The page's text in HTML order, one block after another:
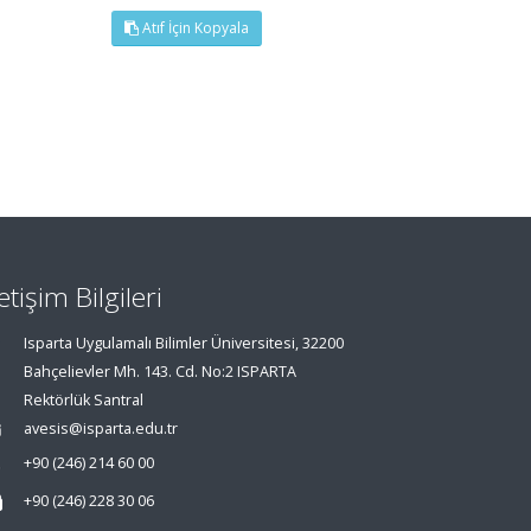
Atıf İçin Kopyala
Bilgileri
Isparta Uygulamalı Bilimler Üniversitesi, 32200
Bahçelievler Mh. 143. Cd. No:2 ISPARTA
Rektörlük Santral
avesis@isparta.edu.tr
+90 (246) 214 60 00
+90 (246) 228 30 06